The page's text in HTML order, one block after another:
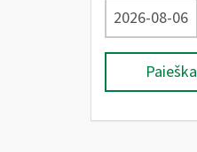
Paieška